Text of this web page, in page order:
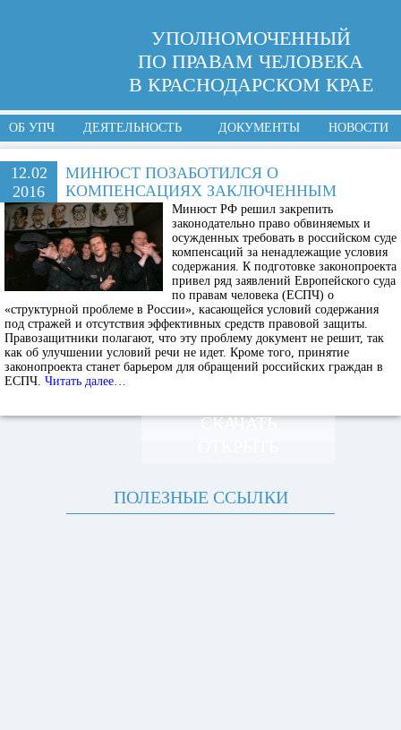
УПОЛНОМОЧЕННЫЙ
ПО ПРАВАМ ЧЕЛОВЕКА
В КРАСНОДАРСКОМ КРАЕ
ОБ УПЧ ДЕЯТЕЛЬНОСТЬ ДОКУМЕНТЫ НОВОСТИ
12.02
2016
МИНЮСТ ПОЗАБОТИЛСЯ О
КОМПЕНСАЦИЯХ ЗАКЛЮЧЕННЫМ
Минюст РФ решил закрепить
законодательно право обвиняемых и
осужденных требовать в российском суде
компенсаций за ненадлежащие условия
содержания. К подготовке законопроекта
привел ряд заявлений Европейского суда
по правам человека (ЕСПЧ) о
«структурной проблеме в России», касающейся условий содержания
под стражей и отсутствия эффективных средств правовой защиты.
Правозащитники полагают, что эту проблему документ не решит, так
как об улучшении условий речи не идет. Кроме того, принятие
законопроекта станет барьером для обращений российских граждан в
ЕСПЧ. Читать далее…
СКАЧАТЬ
ПОЛЕЗНЫЕ ССЫЛКИ